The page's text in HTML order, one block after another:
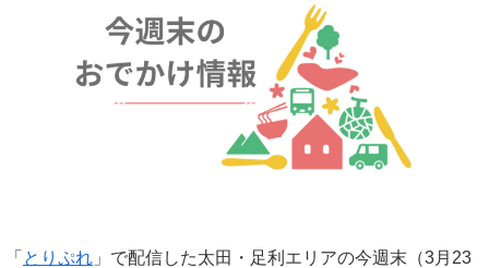
「 とりぷれ 」で配信した太田・足利エリアの今週末（3月23